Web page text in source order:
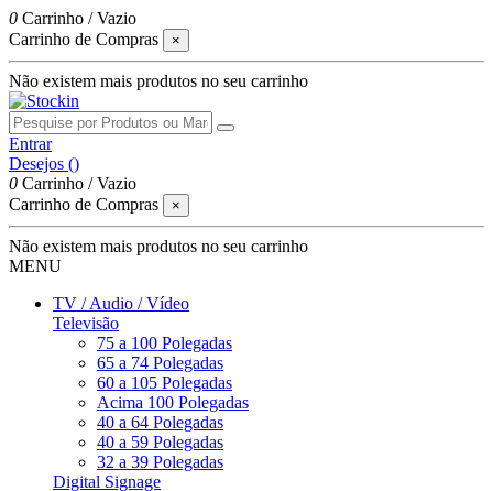
0 Carrinho /Vazio
Carrinho de Compras
×
Não existem mais produtos no seu carrinho
Entrar
Desejos ()
0 Carrinho /Vazio
Carrinho de Compras
×
Não existem mais produtos no seu carrinho
MENU
TV / Audio / Vídeo
Televisão
75 a 100 Polegadas
65 a 74 Polegadas
60 a 105 Polegadas
Acima 100 Polegadas
40 a 64 Polegadas
40 a 59 Polegadas
32 a 39 Polegadas
Digital Signage